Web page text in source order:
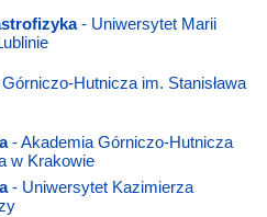
- Uniwersytet Marii
Hutnicza im. Stanisława
- Akademia Górniczo-Hutnicza
w Krakowie
- Uniwersytet Kazimierza